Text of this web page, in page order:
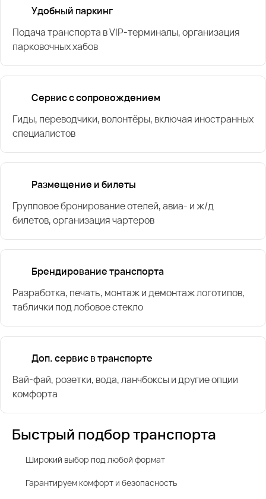
Удобный паркинг
Подача транспорта в VIP-терминалы, организация
парковочных хабов
Сервис с сопровождением
Гиды, переводчики, волонтёры, включая иностранных
специалистов
Размещение и билеты
Групповое бронирование отелей, авиа- и ж/д
билетов, организация чартеров
Брендирование транспорта
Разработка, печать, монтаж и демонтаж логотипов,
таблички под лобовое стекло
Доп. сервис в транспорте
Вай-фай, розетки, вода, ланчбоксы и другие опции
комфорта
Быстрый подбор транспорта
Широкий выбор под любой формат
Гарантируем комфорт и безопасность